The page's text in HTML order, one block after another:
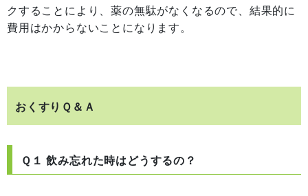
クすることにより、薬の無駄がなくなるので、結果的に
費用はかからないことになります。
おくすりＱ＆Ａ
Ｑ１ 飲み忘れた時はどうするの？